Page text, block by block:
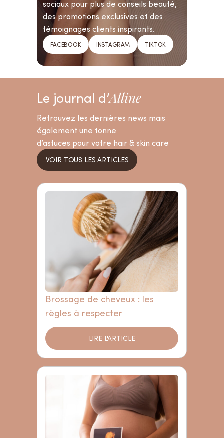
sociaux pour plus de conseils beauté,
des promotions exclusives et des
témoignages clients inspirants.
FACEBOOK INSTAGRAM TIKTOK
Le journal d’Alline
Retrouvez les dernières news mais
également une tonne
d’astuces pour votre hair & skin care
VOIR TOUS LES ARTICLES
Brossage de cheveux : les
règles à respecter
LIRE L'ARTICLE